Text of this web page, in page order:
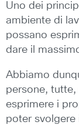
Uno dei
ambiente di
possano
dare il
Abbiamo
persone, tutte,
esprimere i
poter svolgere